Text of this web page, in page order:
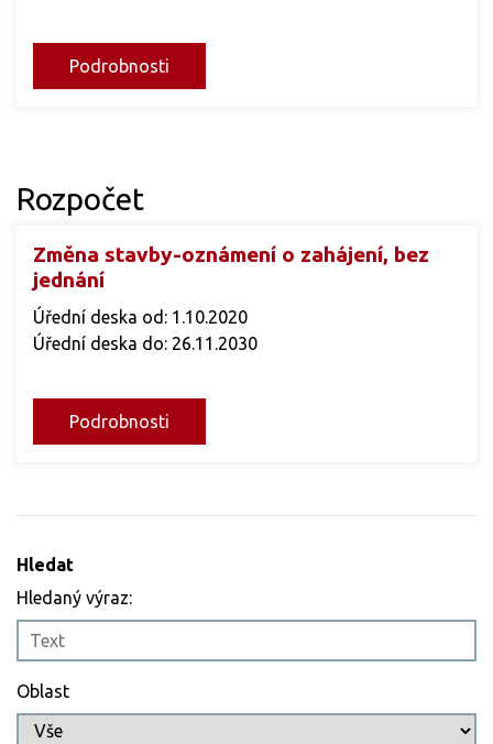
Podrobnosti
Rozpočet
Změna stavby-oznámení o zahájení, bez
jednání
Úřední deska od: 1.10.2020
Úřední deska do: 26.11.2030
Podrobnosti
Hledat
Hledaný výraz:
Oblast